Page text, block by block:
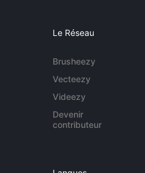
Le Réseau
Brusheezy
Vecteezy
Videezy
Devenir
contributeur